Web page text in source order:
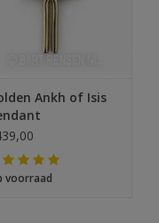
Ankh of Isis
voorraad